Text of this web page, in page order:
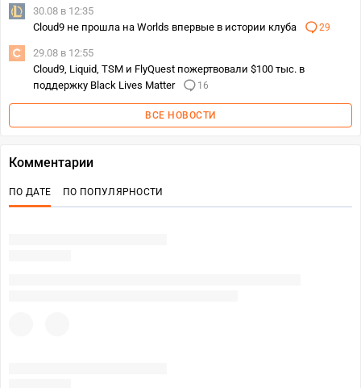
30.08 в 12:35
Cloud9 не прошла на Worlds впервые в истории клуба
29
29.08 в 12:55
Cloud9, Liquid, TSM и FlyQuest пожертвовали $100 тыс. в
поддержку Black Lives Matter
16
ВСЕ НОВОСТИ
Комментарии
ПО ДАТЕ ПО ПОПУЛЯРНОСТИ